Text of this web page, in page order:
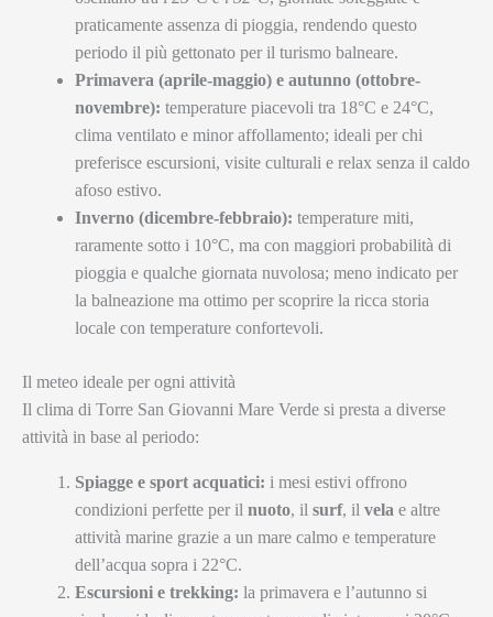
praticamente assenza di pioggia, rendendo questo
periodo il più gettonato per il turismo balneare.
Primavera (aprile-maggio) e autunno (ottobre-
novembre): temperature piacevoli tra 18°C e 24°C,
clima ventilato e minor affollamento; ideali per chi
preferisce escursioni, visite culturali e relax senza il caldo
afoso estivo.
Inverno (dicembre-febbraio): temperature miti,
raramente sotto i 10°C, ma con maggiori probabilità di
pioggia e qualche giornata nuvolosa; meno indicato per
la balneazione ma ottimo per scoprire la ricca storia
locale con temperature confortevoli.
Il meteo ideale per ogni attività
Il clima di Torre San Giovanni Mare Verde si presta a diverse
attività in base al periodo:
Spiagge e sport acquatici: i mesi estivi offrono
condizioni perfette per il nuoto, il surf, il vela e altre
attività marine grazie a un mare calmo e temperature
dell’acqua sopra i 22°C.
Escursioni e trekking: la primavera e l’autunno si